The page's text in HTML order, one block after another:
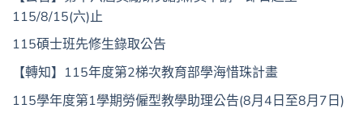
115/8/15(六)止
115碩士班先修生錄取公告
【轉知】115年度第2梯次教育部學海惜珠計畫
115學年度第1學期勞僱型教學助理公告(8月4日至8月7日)